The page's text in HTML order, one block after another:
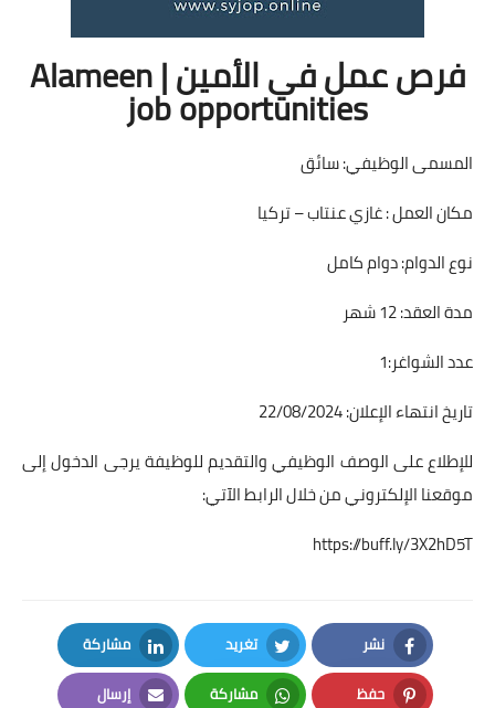
فرص عمل في الأمين | Alameen
job opportunities
المسمى الوظيفي: سائق
مكان العمل : غازي عنتاب – تركيا
نوع الدوام: دوام كامل
مدة العقد: 12 شهر
عدد الشواغر:1
تاريخ انتهاء الإعلان: 22/08/2024
للإطلاع على الوصف الوظيفي والتقديم للوظيفة يرجى الدخول إلى
موقعنا الإلكتروني من خلال الرابط الآتي:
https://buff.ly/3X2hD5T
نشر
Facebook
تغريد
Twitter
مشاركة
LinkedIn
حفظ مشاركة إرسال